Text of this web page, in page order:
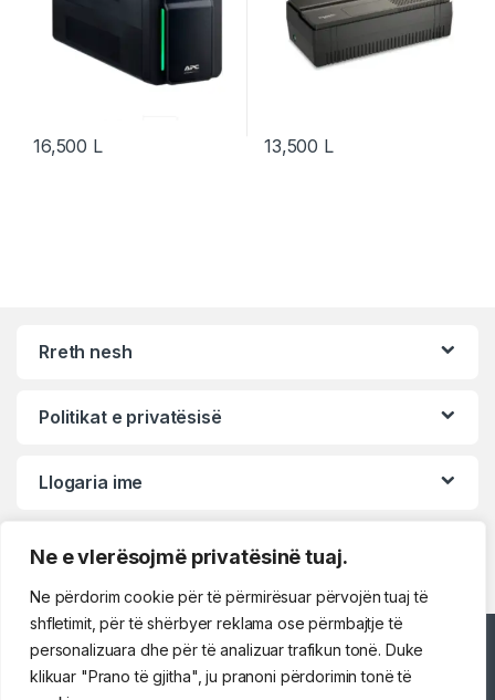
Ne e vlerësojmë privatësinë tuaj.
Ne përdorim cookie për të përmirësuar përvojën tuaj të
shfletimit, për të shërbyer reklama ose përmbajtje të
personalizuara dhe për të analizuar trafikun tonë. Duke
klikuar "Prano të gjitha", ju pranoni përdorimin tonë të
16,500 L 13,500 L
Rreth nesh
Politikat e privatësisë
Llogaria ime
Përshëndetje!